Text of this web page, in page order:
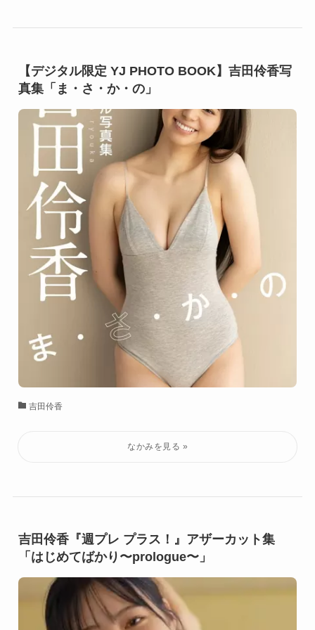
【デジタル限定 YJ PHOTO BOOK】吉田伶香写
真集「ま・さ・か・の」
吉田伶香
吉田伶香『週プレ プラス！』アザーカット集
「はじめてばかり〜prologue〜」